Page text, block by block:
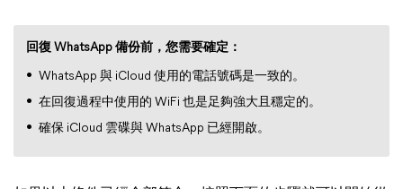
回復 WhatsApp 備份前，您需要確定：
WhatsApp 與 iCloud 使用的電話號碼是一致的。
在回復過程中使用的 WiFi 也是足夠強大且穩定的。
確保 iCloud 雲碟與 WhatsApp 已經開啟。